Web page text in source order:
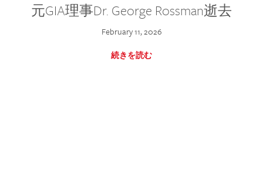
元GIA理事Dr. George Rossman逝去
February 11, 2026
続きを読む